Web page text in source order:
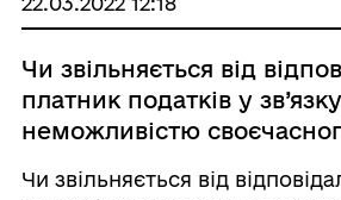
Чи звільняється від
платник податків у
неможливістю
зв’язку з
Чи звільняється від